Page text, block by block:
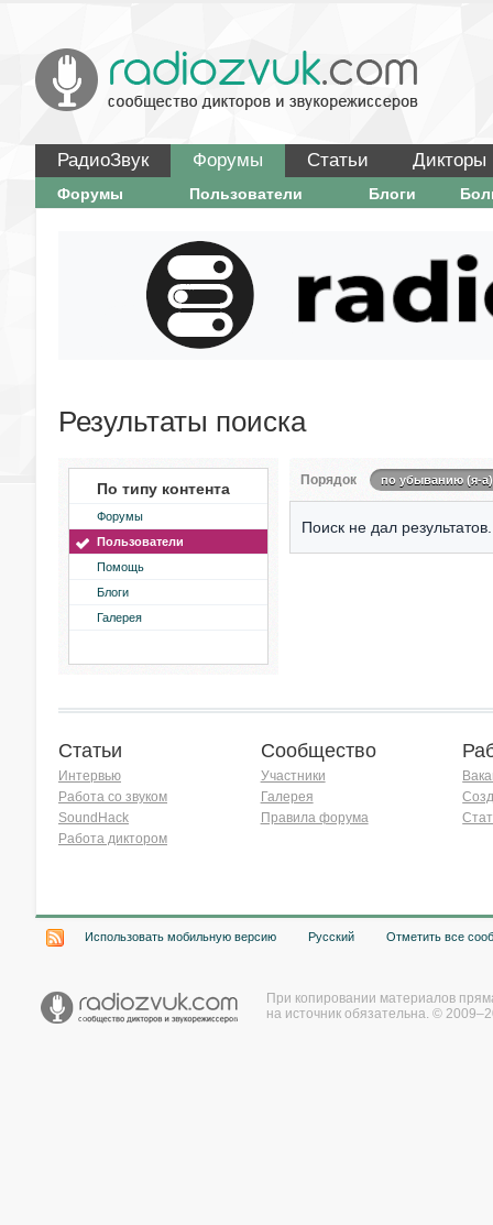
РадиоЗвук Форумы Статьи Дикторы
Форумы Пользователи Блоги
Результаты поиска
По типу контента
Форумы
Пользователи
Помощь
Блоги
Галерея
Порядок по убыванию (я-а)
Поиск не дал результатов.
Статьи
Интервью
Работа со звуком
SoundHack
Работа диктором
Сообщество
Участники
Галерея
Правила форума
Использовать мобильную версию Русский Отметить все
При копировании материалов
на источник обязательна. ©